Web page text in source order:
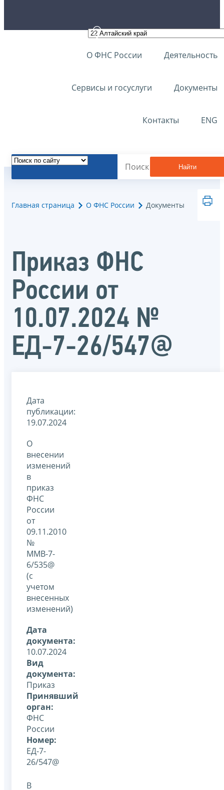
О ФНС России Деятельность
Сервисы и госуслуги Документы
Контакты ENG
Найти
Главная страница О ФНС России Документы
Приказ ФНС
России от
10.07.2024 №
ЕД-7-26/547@
Дата
публикации:
19.07.2024
О
внесении
изменений
в
приказ
ФНС
России
от
09.11.2010
№
ММВ-7-
6/535@
(с
учетом
внесенных
изменений)
Дата
документа:
10.07.2024
Вид
документа:
Приказ
Принявший
орган:
ФНС
России
Номер:
ЕД-7-
26/547@
В